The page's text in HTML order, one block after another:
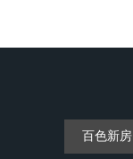
百色新房